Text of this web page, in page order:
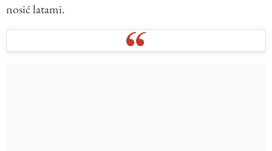
nosić latami.